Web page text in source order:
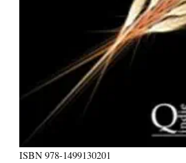
ISBN 978-1499130201